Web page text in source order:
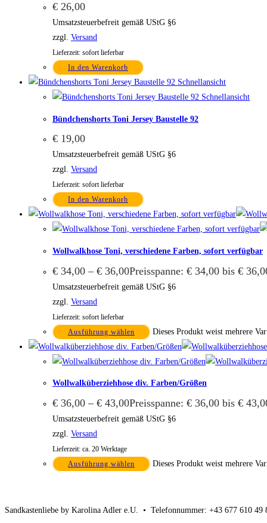
€ 26,00
Umsatzsteuerbefreit gemäß UStG §6
zzgl. Versand
Lieferzeit: sofort lieferbar
In den Warenkorb
Schnellansicht
Schnellansicht
Bündchenshorts Toni Jersey Baustelle 92
€ 19,00
Umsatzsteuerbefreit gemäß UStG §6
zzgl. Versand
Lieferzeit: sofort lieferbar
In den Warenkorb
Wollwalkhose Toni, verschiedene Farben, sofort verfügbar
€ 34,00 – € 36,00Preisspanne: € 34,00 bis €
Umsatzsteuerbefreit gemäß UStG §6
zzgl. Versand
Lieferzeit: sofort lieferbar
Ausführung wählen Dieses Produkt weist mehrere
Wollwalküberziehhose div. Farben/Größen
€ 36,00 – € 43,00Preisspanne: € 36,00 bis €
Umsatzsteuerbefreit gemäß UStG §6
zzgl. Versand
Lieferzeit: ca. 20 Werktage
Ausführung wählen Dieses Produkt weist mehrere
Sandkastenliebe by Karolina Adler e.U. • Telefonnummer: +43 677 610